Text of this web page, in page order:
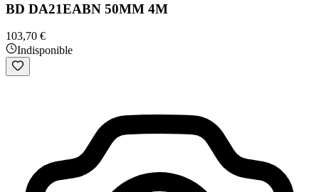
BD DA21EABN 50MM 4M
103,70 €
Indisponible